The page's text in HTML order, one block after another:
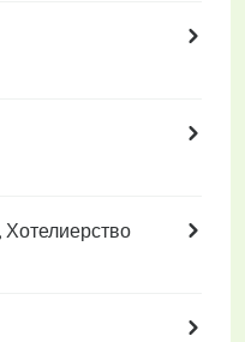
Хотелиерство